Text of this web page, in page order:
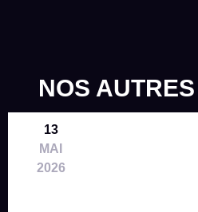
NOS
13
MAI
2026